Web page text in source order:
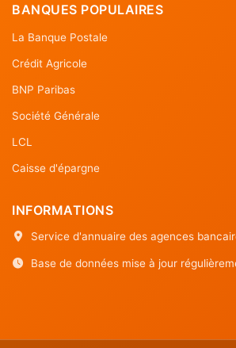
BANQUES POPULAIRES
La Banque Postale
Crédit Agricole
BNP Paribas
Société Générale
LCL
Caisse d'épargne
INFORMATIONS
Service d'annuaire des agences
Base de données mise à jour